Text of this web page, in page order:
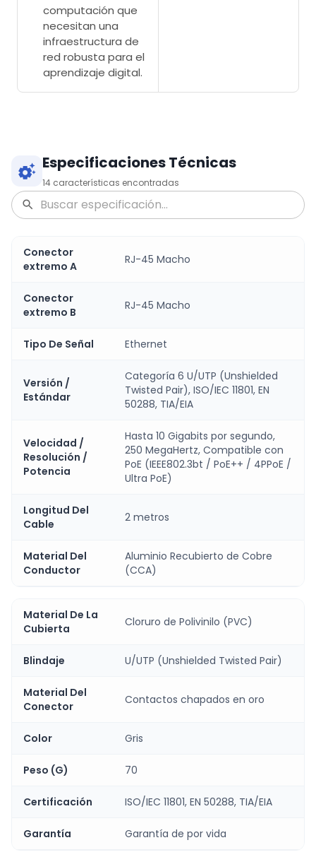
computación que
necesitan una
infraestructura de
red robusta para el
aprendizaje digital.
Especificaciones Técnicas
14 características encontradas
Conector
extremo A
RJ-45 Macho
Conector
extremo B
RJ-45 Macho
Tipo De Señal Ethernet
Versión /
Estándar
Categoría 6 U/UTP (Unshielded
Twisted Pair), ISO/IEC 11801, EN
50288, TIA/EIA
Velocidad /
Resolución /
Potencia
Hasta 10 Gigabits por segundo,
250 MegaHertz, Compatible con
PoE (IEEE802.3bt / PoE++ / 4PPoE /
Ultra PoE)
Longitud Del
Cable
2 metros
Material Del
Conductor
Aluminio Recubierto de Cobre
(CCA)
Material De La
Cubierta
Cloruro de Polivinilo (PVC)
Blindaje U/UTP (Unshielded Twisted Pair)
Material Del
Conector
Contactos chapados en oro
Color Gris
Peso (G) 70
Certificación ISO/IEC 11801, EN 50288, TIA/EIA
Garantía Garantía de por vida